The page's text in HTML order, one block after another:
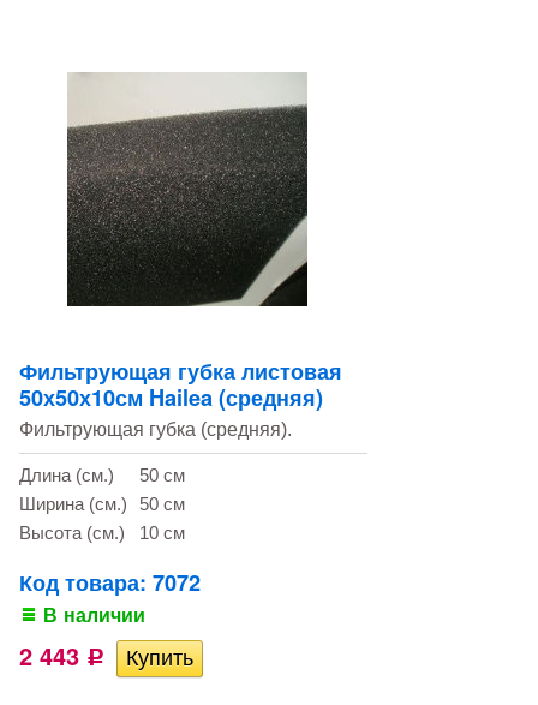
Фильтрующая губка листовая
50х50х10см Hailea (средняя)
Фильтрующая губка (средняя).
Длина (см.)
50 см
Ширина (см.)
50 см
Высота (см.)
10 см
Код товара: 7072
В наличии
2 443 Р